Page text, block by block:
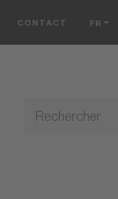
CONTACT FR